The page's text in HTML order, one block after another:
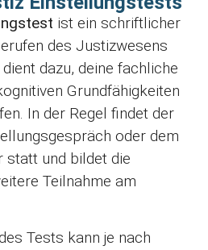
ist ein schriftlicher
des Justizwesens
dazu, deine fachliche
Grundfähigkeiten
In der Regel findet der
oder dem
statt und bildet die
Teilnahme am
Tests kann je nach